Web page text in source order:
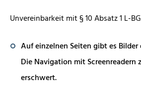
Unvereinbarkeit mit § 10 Absatz 1 L-
Auf einzelnen Seiten gibt es
Die Navigation mit Screenreadern
erschwert.